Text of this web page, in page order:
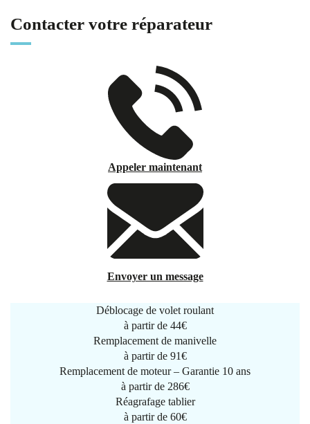
Contacter votre réparateur
Appeler maintenant
Envoyer un message
Déblocage de volet roulant
à partir de 44€
Remplacement de manivelle
à partir de 91€
Remplacement de moteur – Garantie 10 ans
à partir de 286€
Réagrafage tablier
à partir de 60€